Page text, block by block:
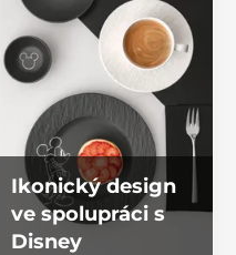
Ikonický design
ve spolupráci s
Disney